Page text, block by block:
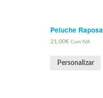
Peluche Raposa
21,00€ Com IVA
Personalizar